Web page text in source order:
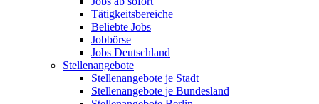
Tätigkeitsbereiche
Beliebte Jobs
Jobbörse
Jobs Deutschland
Stellenangebote
Stellenangebote je Stadt
Stellenangebote je Bundesland